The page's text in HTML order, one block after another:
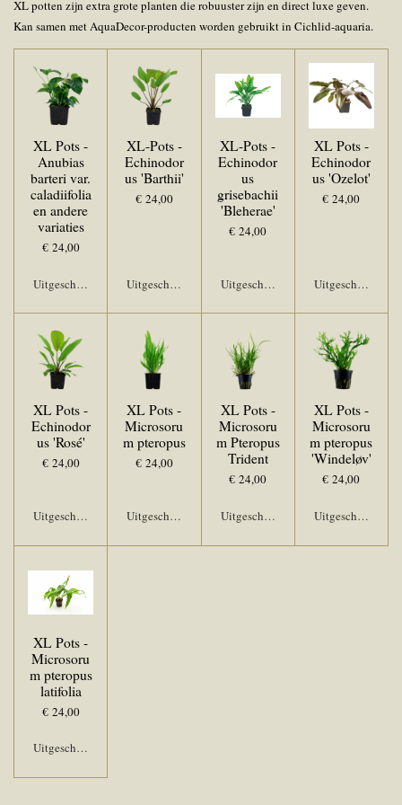
XL potten zijn extra grote planten die robuuster zijn en direct luxe geven.
Kan samen met AquaDecor-producten worden gebruikt in Cichlid-aquaria.
XL Pots -
Anubias
barteri var.
caladiifolia
en andere
variaties
€ 24,00
Uitgeschakeld
XL-Pots -
Echinodor
us 'Barthii'
€ 24,00
Uitgeschakeld
XL-Pots -
Echinodor
us
grisebachii
'Bleherae'
€ 24,00
Uitgeschakeld
XL Pots -
Echinodor
us 'Ozelot'
€ 24,00
Uitgeschakeld
XL Pots -
Echinodor
us 'Rosé'
€ 24,00
Uitgeschakeld
XL Pots -
Microsoru
m pteropus
€ 24,00
Uitgeschakeld
XL Pots -
Microsoru
m Pteropus
Trident
€ 24,00
Uitgeschakeld
XL Pots -
Microsoru
m pteropus
'Windeløv'
€ 24,00
Uitgeschakeld
XL Pots -
Microsoru
m pteropus
latifolia
€ 24,00
Uitgeschakeld